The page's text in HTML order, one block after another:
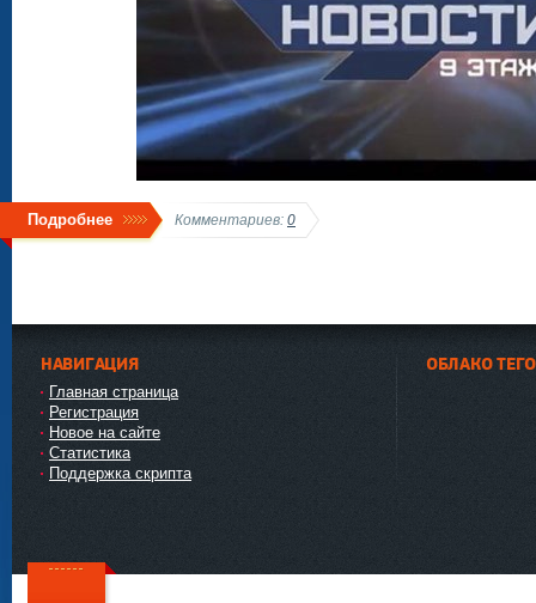
Подробнее Комментариев: 0
НАВИГАЦИЯ
Главная страница
Регистрация
Новое на сайте
Статистика
Поддержка скрипта
ОБЛАКО